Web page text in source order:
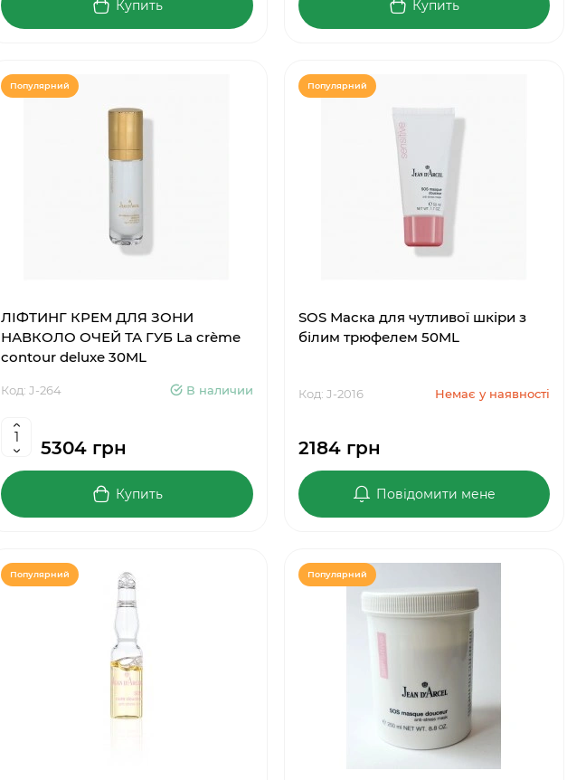
Купить Купить
Популярний
ЛІФТИНГ КРЕМ ДЛЯ ЗОНИ
НАВКОЛО ОЧЕЙ ТА ГУБ La crème
contour deluxe 30ML
Код: J-264 В наличии
5304 грн
Купить
Популярний
SOS Маска для чутливої шкіри з
білим трюфелем 50ML
Код: J-2016 Немає у наявності
2184 грн
Повідомити мене
Популярний Популярний